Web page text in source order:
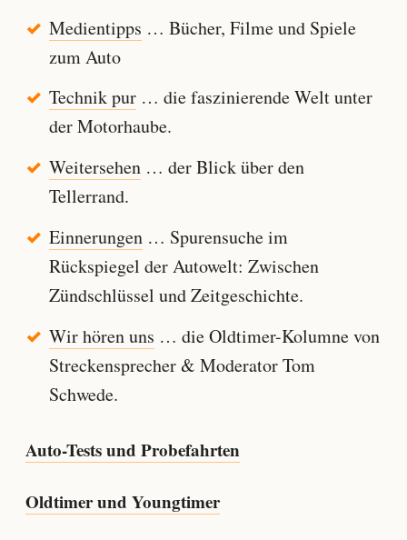
Medientipps … Bücher, Filme und Spiele
zum Auto
Technik pur… die faszinierende Welt unter
der Motorhaube.
Weitersehen… der Blick über den
Tellerrand.
Einnerungen… Spurensuche im
Rückspiegel der Autowelt: Zwischen
Zündschlüssel und Zeitgeschichte.
Wir hören uns … die Oldtimer-Kolumne von
Streckensprecher & Moderator Tom
Schwede.
Auto-Tests und Probefahrten
Oldtimer und Youngtimer